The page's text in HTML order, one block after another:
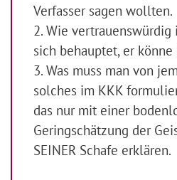
Verfasser sagen wollten.
2. Wie vertrauenswürdig
sich behauptet, er könne
3. Was muss man von
solches im KKK
das nur mit einer
Geringschätzung der
SEINER Schafe erklären.